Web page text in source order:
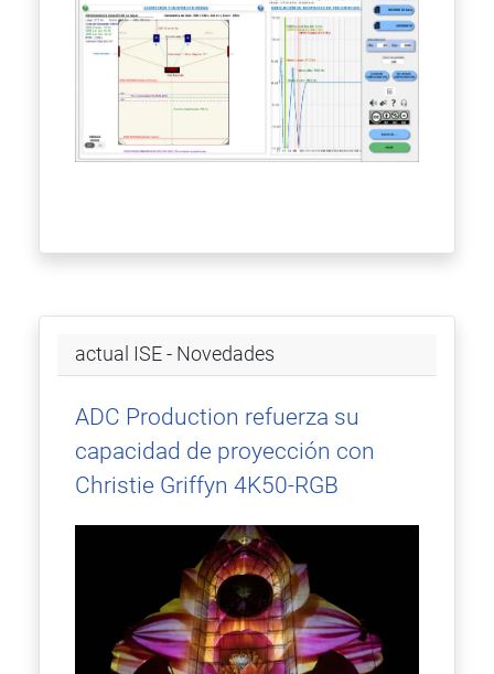
actual ISE - Novedades
ADC Production refuerza su
capacidad de proyección con
Christie Griffyn 4K50-RGB